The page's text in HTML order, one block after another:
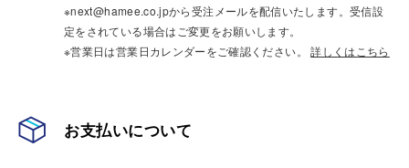
※next@hamee.co.jpから受注メールを配信いたします。受信設
定をされている場合はご変更をお願いします。
※営業日は営業日カレンダーをご確認ください。詳しくはこちら
お支払いについて